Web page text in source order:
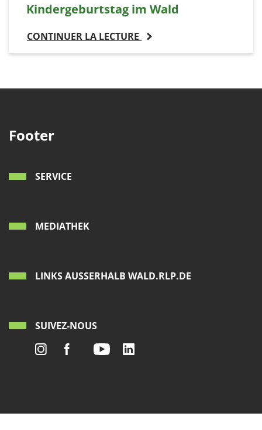
Kindergeburtstag im Wald
CONTINUER LA LECTURE
Footer
SERVICE
MEDIATHEK
LINKS AUSSERHALB WALD.RLP.DE
SUIVEZ-NOUS